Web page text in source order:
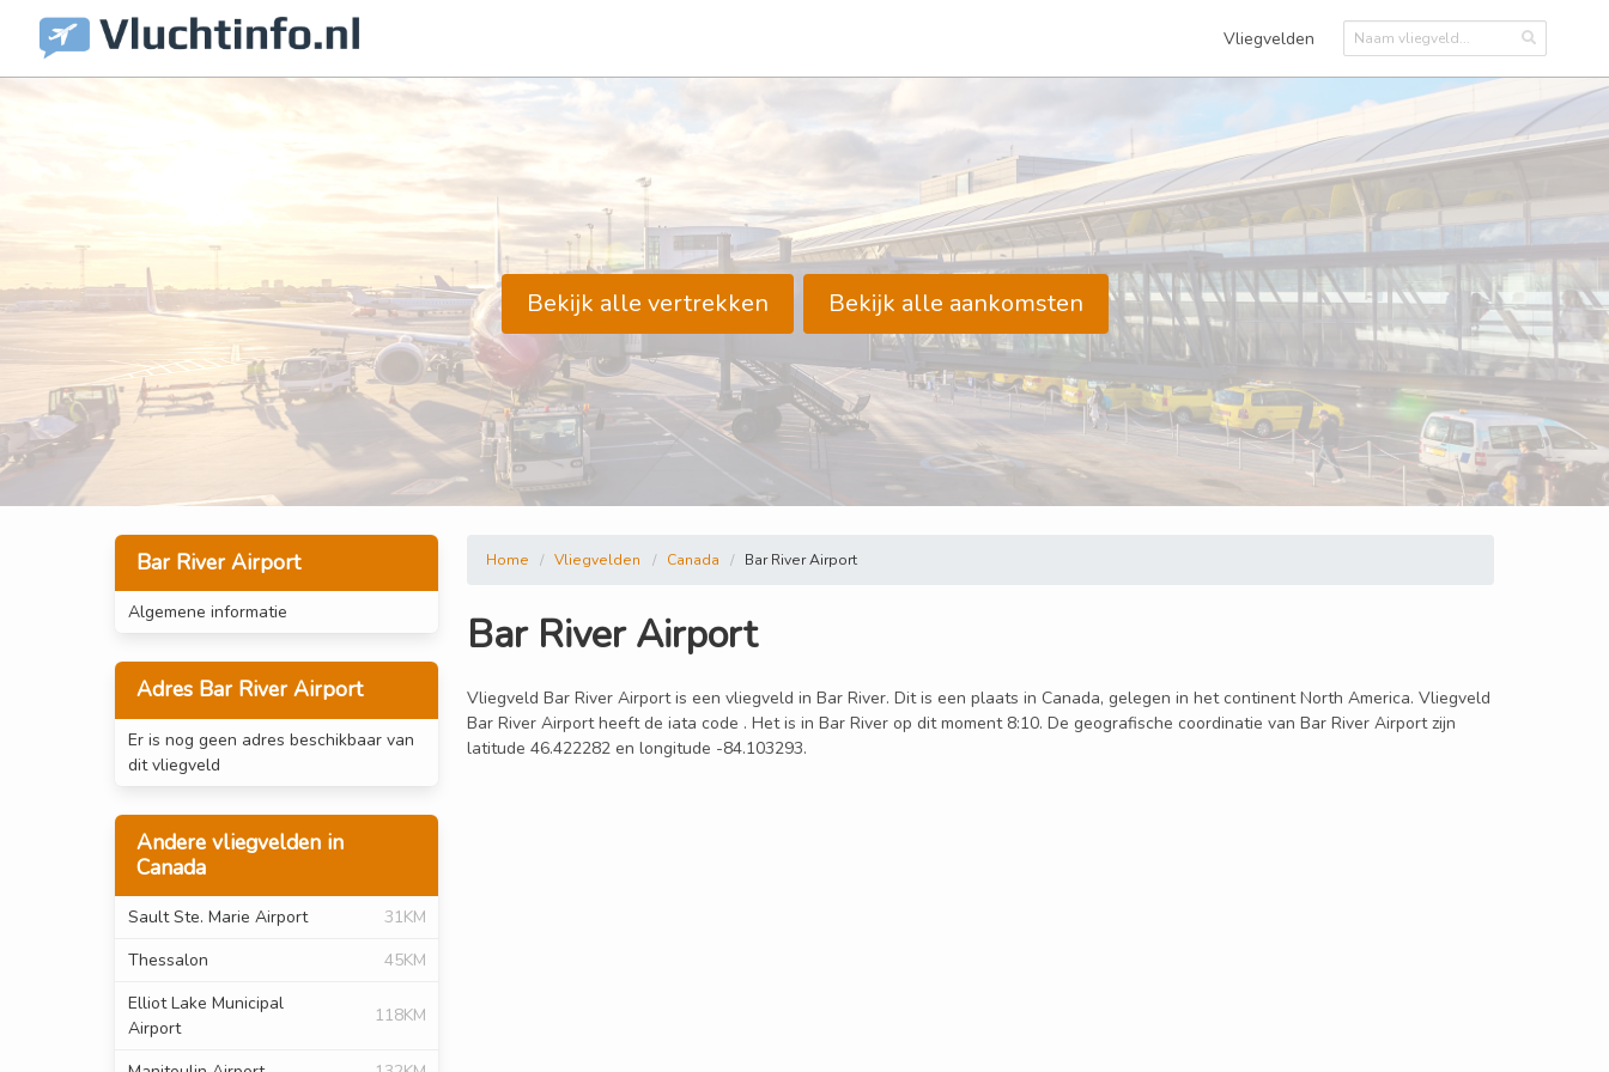
Vliegvelden
Bekijk alle vertrekken Bekijk alle aankomsten
Bar River Airport
Algemene informatie
Adres Bar River Airport
Er is nog geen adres beschikbaar van
dit vliegveld
Andere vliegvelden in
Canada
Sault Ste. Marie Airport
31KM
Thessalon
45KM
Elliot Lake Municipal
Airport
118KM
Home Vliegvelden Canada Bar River Airport
Bar River Airport
Vliegveld Bar River Airport is een vliegveld in Bar River. Dit is een plaats in Canada, gelegen in het continent North America. Vliegveld
Bar River Airport heeft de iata code . Het is in Bar River op dit moment 8:10. De geografische coordinatie van Bar River Airport zijn
latitude 46.422282 en longitude -84.103293.